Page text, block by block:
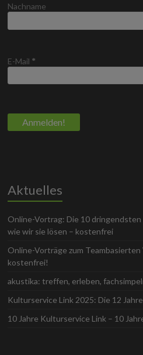
Nachname
E-Mail *
Aktuelles
Online-Vortrag: Die 10
wie wir sie lösen – kostenfrei
Online-Vorträge zum
kostenfrei!
akustika: treffen, erleben,
Kulturservice Link 2025: Die 12
10 Jahre Kulturservice Link – 10